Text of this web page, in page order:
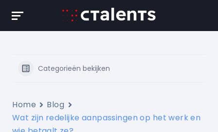
content
Categorieën bekijken
Home
Blog
Wat zijn redelijke aanpassingen op het werk en